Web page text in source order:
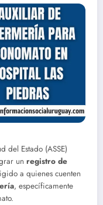
del Estado (ASSE)
un registro de
a quienes cuenten
, específicamente